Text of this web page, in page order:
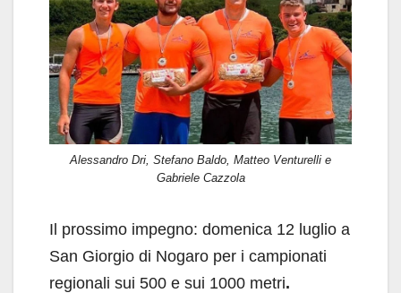
Alessandro Dri, Stefano Baldo, Matteo Venturelli e
Gabriele Cazzola
Il prossimo impegno: domenica 12 luglio a
San Giorgio di Nogaro per i campionati
regionali sui 500 e sui 1000 metri.